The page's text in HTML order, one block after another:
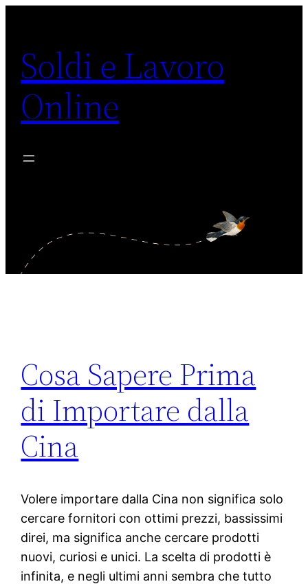
contenuto
Soldi e Lavoro
Online
Cosa Sapere Prima
di Importare dalla
Cina
Volere importare dalla Cina non significa solo
cercare fornitori con ottimi prezzi, bassissimi
direi, ma significa anche cercare prodotti
nuovi, curiosi e unici. La scelta di prodotti è
infinita, e negli ultimi anni sembra che tutto